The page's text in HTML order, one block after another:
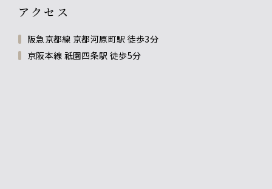
アクセス
阪急京都線 京都河原町駅 徒歩3分
京阪本線 祇園四条駅 徒歩5分